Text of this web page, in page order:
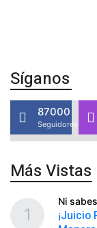
Síganos
87000
Seguidores
Más Vistas
Ni
¡Juicio
1